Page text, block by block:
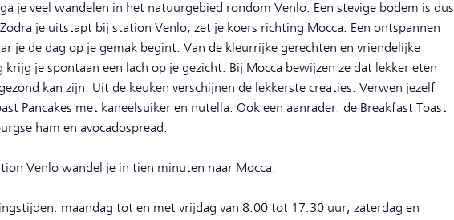
je veel wandelen in het natuurgebied rondom Venlo. Een stevige bodem is dus
je uitstapt bij station Venlo, zet je koers richting Mocca. Een ontspannen
je de dag op je gemak begint. Van de kleurrijke gerechten en vriendelijke
krijg je spontaan een lach op je gezicht. Bij Mocca bewijzen ze dat lekker eten
kan zijn. Uit de keuken verschijnen de lekkerste creaties. Verwen jezelf
Pancakes met kaneelsuiker en nutella. Ook een aanrader: de Breakfast Toast
ham en avocadospread.
Venlo wandel je in tien minuten naar Mocca.
maandag tot en met vrijdag van 8.00 tot 17.30 uur, zaterdag en